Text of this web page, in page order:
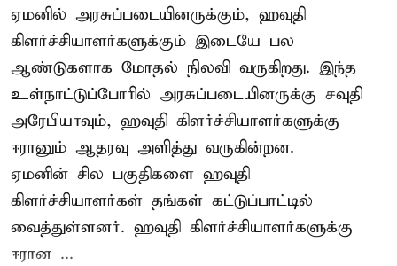
ஏமனில் அரசுப்படையினருக்கும், ஹவுதி
கிளர்ச்சியாளர்களுக்கும் இடையே பல
ஆண்டுகளாக மோதல் நிலவி வருகிறது. இந்த
உள்நாட்டுப்போரில் அரசுப்படையினருக்கு சவுதி
அரேபியாவும், ஹவுதி கிளர்ச்சியாளர்களுக்கு
ஈரானும் ஆதரவு அளித்து வருகின்றன.
ஏமனின் சில பகுதிகளை ஹவுதி
கிளர்ச்சியாளர்கள் தங்கள் கட்டுப்பாட்டில்
வைத்துள்ளனர். ஹவுதி கிளர்ச்சியாளர்களுக்கு
ஈரான ...